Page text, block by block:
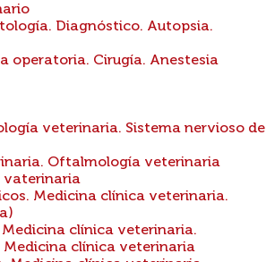
Diagnóstico. Autopsia.
operatoria. Cirugía. Anestesia
veterinaria. Sistema nervioso de
Oftalmología veterinaria
vaterinaria
Medicina clínica veterinaria.
clínica veterinaria.
Medicina clínica veterinaria